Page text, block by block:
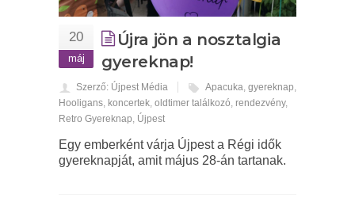
20
máj
Újra jön a nosztalgia
gyereknap!
Szerző: Újpest Média Apacuka, gyereknap,
Hooligans, koncertek, oldtimer találkozó, rendezvény,
Retro Gyereknap, Újpest
Egy emberként várja Újpest a Régi idők
gyereknapját, amit május 28-án tartanak.